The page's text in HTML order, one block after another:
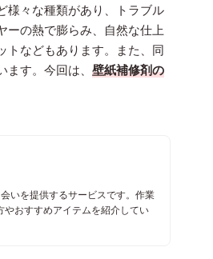
様々な種類があり、トラブル
ーの熱で膨らみ、自然な仕上
トなどもあります。また、同
す。今回は、 壁紙補修剤の
いを提供するサービスです。作業
おすすめアイテムを紹介してい